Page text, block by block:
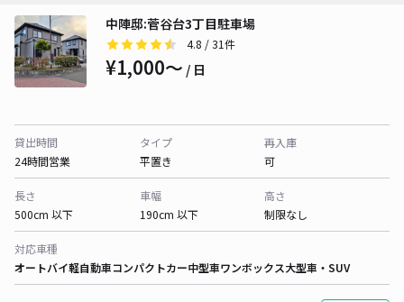
中陣邸:菅谷台3丁目駐車場
4.8 / 31件
¥1,000〜 / 日
貸出時間
24時間営業
タイプ
平置き
再入庫
可
長さ
500cm 以下
車幅
190cm 以下
高さ
制限なし
対応車種
オートバイ軽自動車コンパクトカー中型車ワンボックス大型車・SUV